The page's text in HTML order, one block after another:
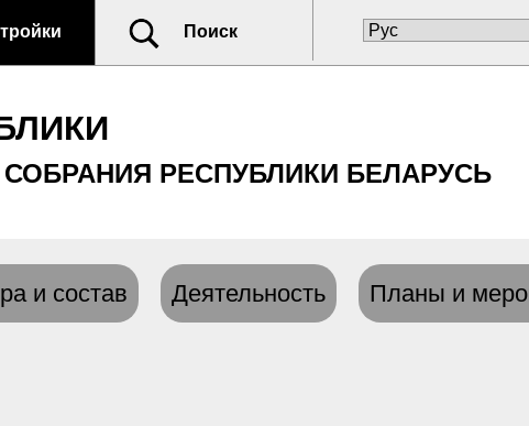
Поиск
РЕСПУБЛИКИ БЕЛАРУСЬ
и состав Деятельность Планы и